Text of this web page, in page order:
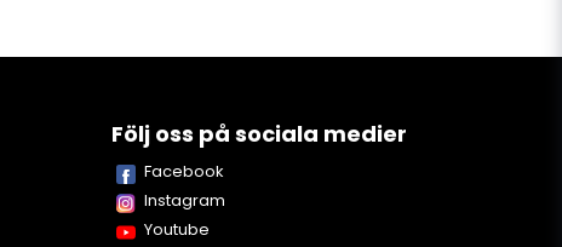
Följ oss på sociala medier
Facebook
Instagram
Youtube